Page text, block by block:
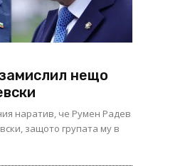
нещо
наратив, че Румен Радев
защото групата му в